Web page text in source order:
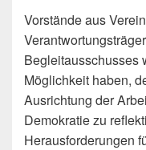
Vorstände aus
Begleitausschusses
Möglichkeit haben,
Ausrichtung der
Demokratie zu
Herausforderungen